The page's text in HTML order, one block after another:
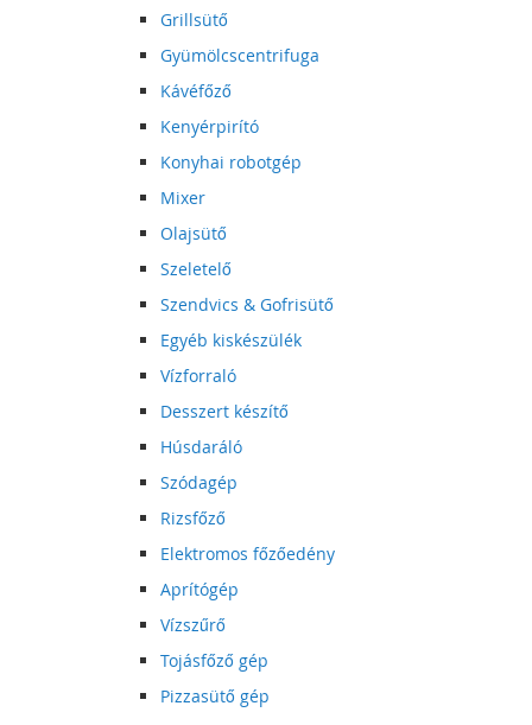
Grillsütő
Gyümölcscentrifuga
Kávéfőző
Kenyérpirító
Konyhai robotgép
Mixer
Olajsütő
Szeletelő
Szendvics & Gofrisütő
Egyéb kiskészülék
Vízforraló
Desszert készítő
Húsdaráló
Szódagép
Rizsfőző
Elektromos főzőedény
Aprítógép
Vízszűrő
Tojásfőző gép
Pizzasütő gép